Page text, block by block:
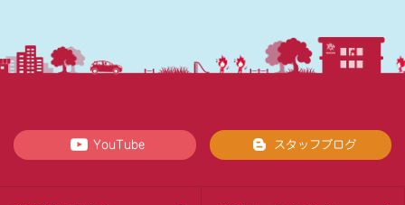
YouTube スタッフブログ